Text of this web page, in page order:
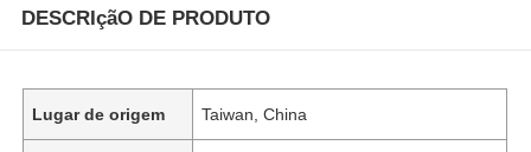
DESCRIçãO DE PRODUTO
Lugar de origem Taiwan, China